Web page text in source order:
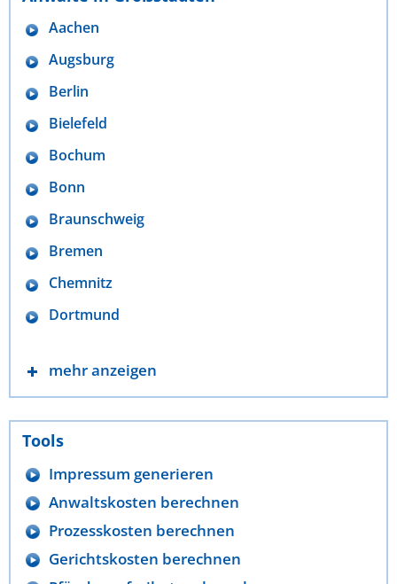
Aachen
Augsburg
Berlin
Bielefeld
Bochum
Bonn
Braunschweig
Bremen
Chemnitz
Dortmund
mehr anzeigen
Tools
Impressum generieren
Anwaltskosten berechnen
Prozesskosten berechnen
Gerichtskosten berechnen